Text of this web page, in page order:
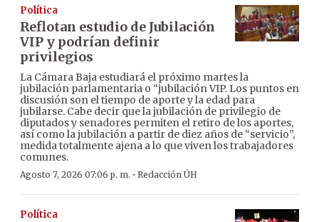
Política
Reflotan estudio de Jubilación
VIP y podrían definir
privilegios
La Cámara Baja estudiará el próximo martes la
jubilación parlamentaria o “jubilación VIP. Los puntos en
discusión son el tiempo de aporte y la edad para
jubilarse. Cabe decir que la jubilación de privilegio de
diputados y senadores permiten el retiro de los aportes,
así como la jubilación a partir de diez años de “servicio”,
medida totalmente ajena a lo que viven los trabajadores
comunes.
Agosto 7, 2026 07:06 p. m. · Redacción ÚH
Política